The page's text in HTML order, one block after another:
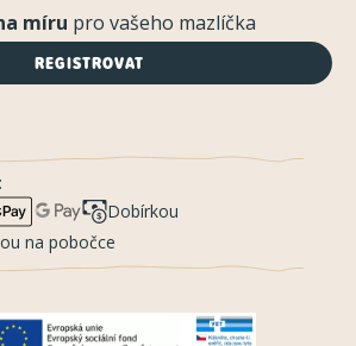
míru pro vašeho mazlíčka
REGISTROVAT
Dobírkou
na pobočce